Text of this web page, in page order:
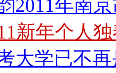
2011年南
新年个人
大学已不